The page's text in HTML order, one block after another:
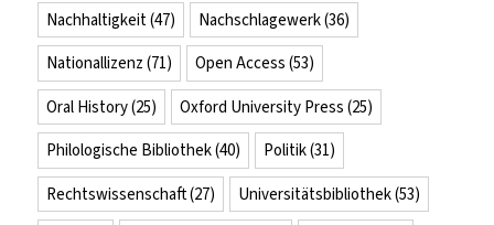
Nachhaltigkeit(47) Nachschlagewerk(36)
Nationallizenz (71) Open Access (53)
Oral History(25) Oxford University Press (25)
Philologische Bibliothek(40) Politik(31)
Rechtswissenschaft(27) Universitätsbibliothek(53)